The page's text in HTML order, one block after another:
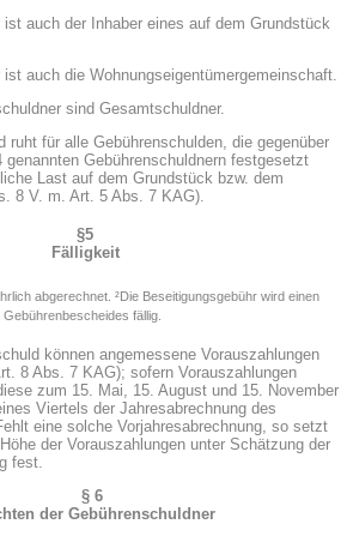
ist auch der Inhaber eines auf dem Grundstück
auch die Wohnungseigentümergemeinschaft.
sind Gesamtschuldner.
ruht für alle Gebührenschulden, die gegenüber
Gebührenschuldnern festgesetzt
Last auf dem Grundstück bzw. dem
8 V. m. Art. 5 Abs. 7 KAG).
§5
Fälligkeit
abgerechnet. ²Die Beseitigungsgebühr wird einen
fällig.
können angemessene Vorauszahlungen
8 Abs. 7 KAG); sofern Vorauszahlungen
zum 15. Mai, 15. August und 15. November
Viertels der Jahresabrechnung des
eine solche Vorjahresabrechnung, so setzt
der Vorauszahlungen unter Schätzung der
fest.
§ 6
der Gebührenschuldner